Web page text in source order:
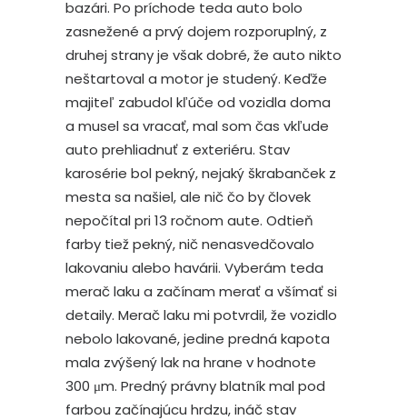
bazári. Po príchode teda auto bolo
zasnežené a prvý dojem rozporuplný, z
druhej strany je však dobré, že auto nikto
neštartoval a motor je studený. Keďže
majiteľ zabudol kľúče od vozidla doma
a musel sa vracať, mal som čas vkľude
auto prehliadnuť z exteriéru. Stav
karosérie bol pekný, nejaký škrabanček z
mesta sa našiel, ale nič čo by človek
nepočítal pri 13 ročnom aute. Odtieň
farby tiež pekný, nič nenasvedčovalo
lakovaniu alebo havárii. Vyberám teda
merač laku a začínam merať a všímať si
detaily. Merač laku mi potvrdil, že vozidlo
nebolo lakované, jedine predná kapota
mala zvýšený lak na hrane v hodnote
300 μm. Predný právny blatník mal pod
farbou začínajúcu hrdzu, ináč stav